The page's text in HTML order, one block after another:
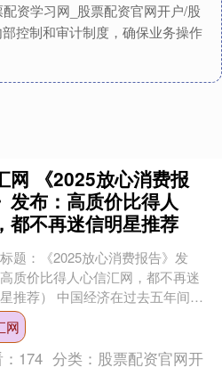
资学习网_股票配资官网开户/股
控制和审计制度，确保业务操作
网 《2025放心消费报
发布：高质价比得人
都不再迷信明星推荐
标题：《2025放心消费报告》发
质价比得人心信汇网，都不再迷
推荐） 中国经济在过去五年间展
劲的发展韧性。面对全球经济增
、国际贸易摩擦....
网
174 分类： 股票配资官网开